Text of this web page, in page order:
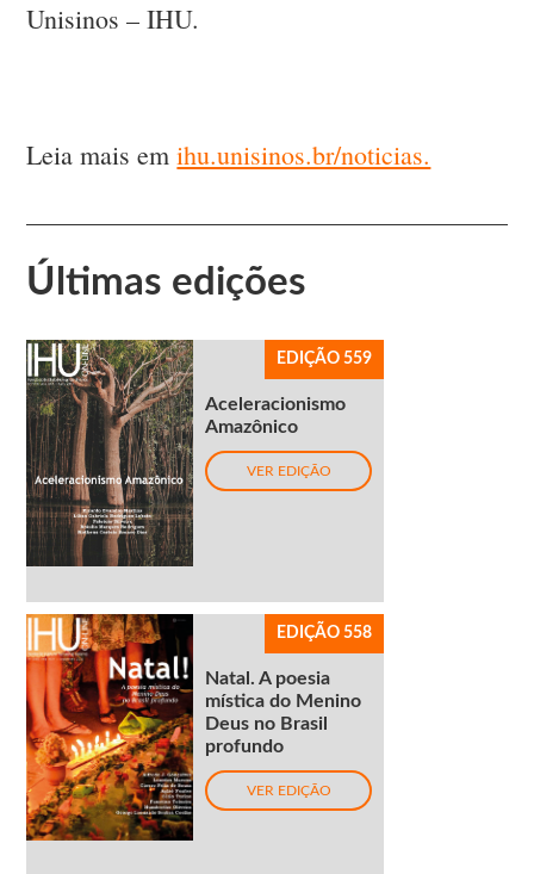
Unisinos – IHU.
Leia mais emihu.unisinos.br/noticias.
Últimas edições
EDIÇÃO 559
Aceleracionismo
Amazônico
VER EDIÇÃO
EDIÇÃO 558
Natal. A poesia
mística do Menino
Deus no Brasil
profundo
VER EDIÇÃO